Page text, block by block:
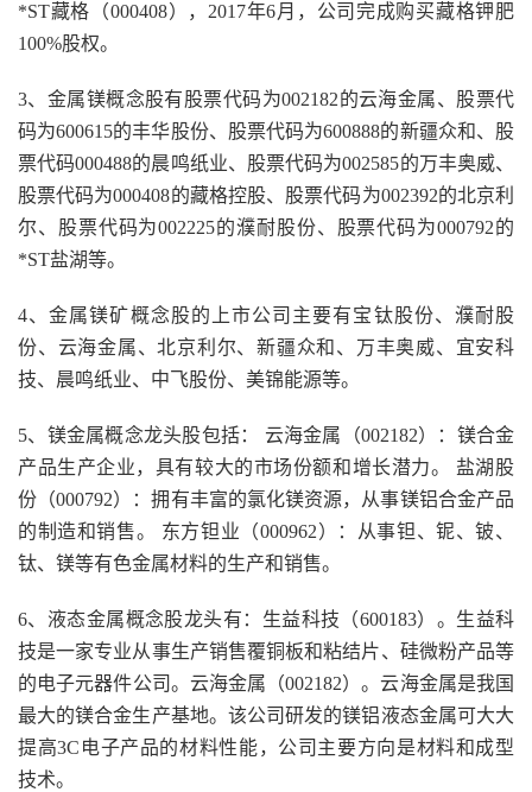
*ST藏格（000408），2017年6月，公司完成购买藏格钾肥
100%股权。
3、金属镁概念股有股票代码为002182的云海金属、股票代
码为600615的丰华股份、股票代码为600888的新疆众和、股
票代码000488的晨鸣纸业、股票代码为002585的万丰奥威、
股票代码为000408的藏格控股、股票代码为002392的北京利
尔、股票代码为002225的濮耐股份、股票代码为000792的
*ST盐湖等。
4、金属镁矿概念股的上市公司主要有宝钛股份、濮耐股
份、云海金属、北京利尔、新疆众和、万丰奥威、宜安科
技、晨鸣纸业、中飞股份、美锦能源等。
5、镁金属概念龙头股包括： 云海金属（002182）：镁合金
产品生产企业，具有较大的市场份额和增长潜力。 盐湖股
份（000792）：拥有丰富的氯化镁资源，从事镁铝合金产品
的制造和销售。 东方钽业（000962）：从事钽、铌、铍、
钛、镁等有色金属材料的生产和销售。
6、液态金属概念股龙头有：生益科技（600183）。生益科
技是一家专业从事生产销售覆铜板和粘结片、硅微粉产品等
的电子元器件公司。云海金属（002182）。云海金属是我国
最大的镁合金生产基地。该公司研发的镁铝液态金属可大大
提高3C电子产品的材料性能，公司主要方向是材料和成型
技术。